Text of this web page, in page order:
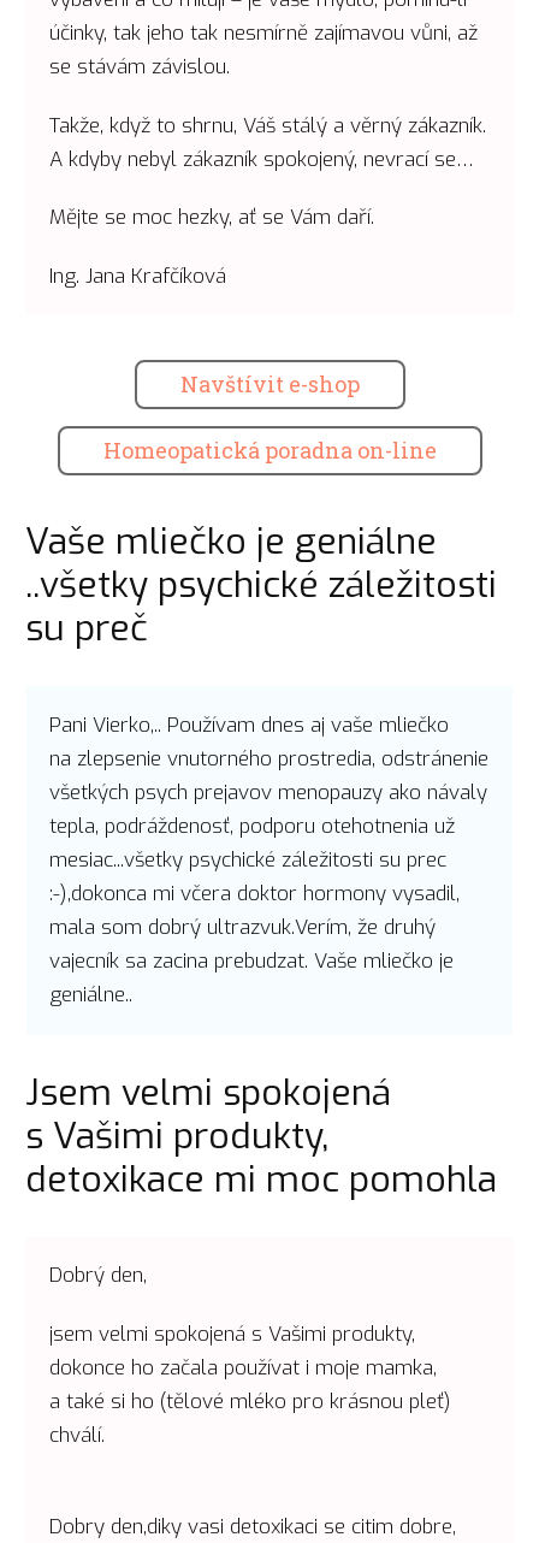
účinky, tak jeho tak nesmírně zajímavou vůni, až
se stávám závislou.
Takže, když to shrnu, Váš stálý a věrný zákazník.
A kdyby nebyl zákazník spokojený, nevrací se…
Mějte se moc hezky, ať se Vám daří.
Ing. Jana Krafčíková
Navštívit e-shop
Homeopatická poradna on-line
Vaše mliečko je geniálne
..všetky psychické záležitosti
su preč
Pani Vierko,.. Používam dnes aj vaše mliečko
na zlepsenie vnutorného prostredia, odstránenie
všetkých psych prejavov menopauzy ako návaly
tepla, podráždenosť, podporu otehotnenia už
mesiac...všetky psychické záležitosti su prec
:-),dokonca mi včera doktor hormony vysadil,
mala som dobrý ultrazvuk.Verím, že druhý
vajecník sa zacina prebudzat. Vaše mliečko je
geniálne..
Jsem velmi spokojená
s Vašimi produkty,
detoxikace mi moc pomohla
Dobrý den,
jsem velmi spokojená s Vašimi produkty,
dokonce ho začala používat i moje mamka,
a také si ho (tělové mléko pro krásnou pleť)
chválí.
Dobry den,diky vasi detoxikaci se citim dobre,